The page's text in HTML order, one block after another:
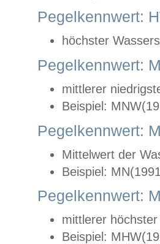
Pegelkennwert:
höchster
Pegelkennwert:
mittlerer
Beispiel:
Pegelkennwert:
Mittelwert der
Beispiel:
Pegelkennwert:
mittlerer
Beispiel: